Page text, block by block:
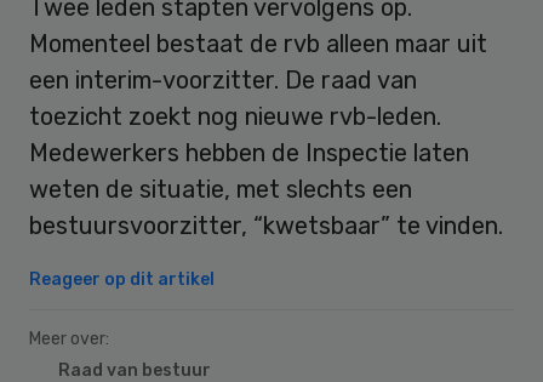
Twee leden stapten vervolgens op.
Momenteel bestaat de rvb alleen maar uit
een interim-voorzitter. De raad van
toezicht zoekt nog nieuwe rvb-leden.
Medewerkers hebben de Inspectie laten
weten de situatie, met slechts een
bestuursvoorzitter, “kwetsbaar” te vinden.
Reageer op dit artikel
Meer over:
Raad van bestuur